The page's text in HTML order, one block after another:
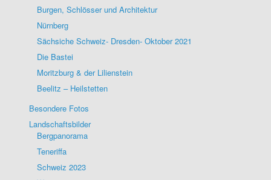
Burgen, Schlösser und Architektur
Nürnberg
Sächsiche Schweiz- Dresden- Oktober 2021
Die Bastei
Moritzburg & der Lilienstein
Beelitz – Heilstetten
Besondere Fotos
Landschaftsbilder
Bergpanorama
Teneriffa
Schweiz 2023